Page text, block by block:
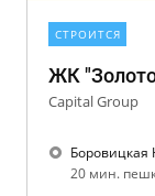
СТРОИТСЯ
ЖК
Capital Group
Боровицкая
20 мин.